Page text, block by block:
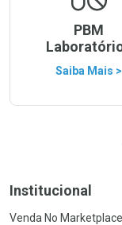
PBM
Saiba Mais >
Institucional
Venda No Marketplace